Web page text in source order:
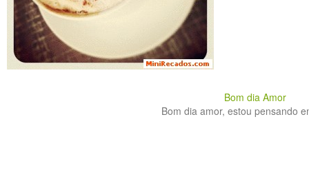
Bom dia Amor
Bom dia amor, estou pensando